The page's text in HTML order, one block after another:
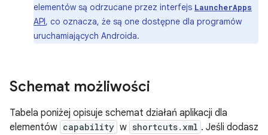
elementów są odrzucane przez interfejs LauncherApps
API, co oznacza, że są one dostępne dla programów
uruchamiających Androida.
Schemat możliwości
Tabela poniżej opisuje schemat działań aplikacji dla
elementów capability w shortcuts.xml . Jeśli dodasz